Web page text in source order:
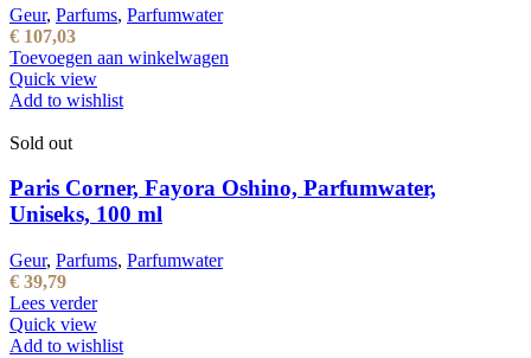
Geur, Parfums, Parfumwater
€ 107,03
Toevoegen aan winkelwagen
Quick view
Add to wishlist
Sold out
Paris Corner, Fayora Oshino, Parfumwater,
Uniseks, 100 ml
Geur, Parfums, Parfumwater
€ 39,79
Lees verder
Quick view
Add to wishlist